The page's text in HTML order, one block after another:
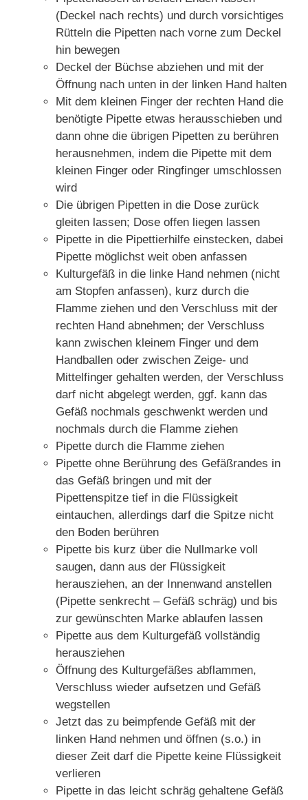
(Deckel nach rechts) und durch vorsichtiges
Rütteln die Pipetten nach vorne zum Deckel
hin bewegen
Deckel der Büchse abziehen und mit der
Öffnung nach unten in der linken Hand halten
Mit dem kleinen Finger der rechten Hand die
benötigte Pipette etwas herausschieben und
dann ohne die übrigen Pipetten zu berühren
herausnehmen, indem die Pipette mit dem
kleinen Finger oder Ringfinger umschlossen
wird
Die übrigen Pipetten in die Dose zurück
gleiten lassen; Dose offen liegen lassen
Pipette in die Pipettierhilfe einstecken, dabei
Pipette möglichst weit oben anfassen
Kulturgefäß in die linke Hand nehmen (nicht
am Stopfen anfassen), kurz durch die
Flamme ziehen und den Verschluss mit der
rechten Hand abnehmen; der Verschluss
kann zwischen kleinem Finger und dem
Handballen oder zwischen Zeige- und
Mittelfinger gehalten werden, der Verschluss
darf nicht abgelegt werden, ggf. kann das
Gefäß nochmals geschwenkt werden und
nochmals durch die Flamme ziehen
Pipette durch die Flamme ziehen
Pipette ohne Berührung des Gefäßrandes in
das Gefäß bringen und mit der
Pipettenspitze tief in die Flüssigkeit
eintauchen, allerdings darf die Spitze nicht
den Boden berühren
Pipette bis kurz über die Nullmarke voll
saugen, dann aus der Flüssigkeit
herausziehen, an der Innenwand anstellen
(Pipette senkrecht – Gefäß schräg) und bis
zur gewünschten Marke ablaufen lassen
Pipette aus dem Kulturgefäß vollständig
herausziehen
Öffnung des Kulturgefäßes abflammen,
Verschluss wieder aufsetzen und Gefäß
wegstellen
Jetzt das zu beimpfende Gefäß mit der
linken Hand nehmen und öffnen (s.o.) in
dieser Zeit darf die Pipette keine Flüssigkeit
verlieren
Pipette in das leicht schräg gehaltene Gefäß